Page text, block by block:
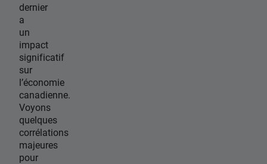
dernier
a
un
impact
significatif
sur
l’économie
canadienne.
Voyons
quelques
corrélations
majeures
pour